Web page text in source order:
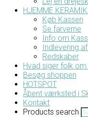
HJEMME
Køb Kassen
Se farverne
Info om
Indlevering
Redskaber
Hvad siger folk
Besøg shoppen
HOTSPOT
Åbent værksted i
Kontakt
Products search